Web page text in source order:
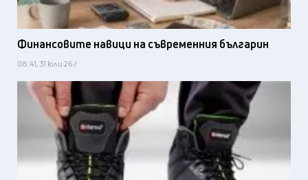
Финансовите навици на съвременния българин
08:41, 31 юли 26 /